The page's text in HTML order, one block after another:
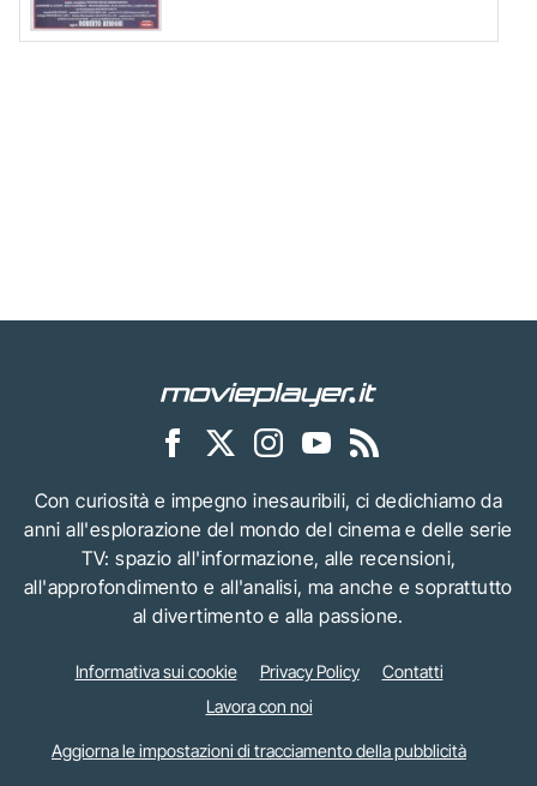
Con curiosità e impegno inesauribili, ci dedichiamo da
anni all'esplorazione del mondo del cinema e delle serie
TV: spazio all'informazione, alle recensioni,
all'approfondimento e all'analisi, ma anche e soprattutto
al divertimento e alla passione.
Informativa sui cookie Privacy Policy
Contatti
Lavora con noi
Aggiorna le impostazioni di tracciamento della pubblicità